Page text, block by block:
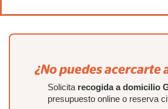
¿No puedes acercarte
Solicita recogida a domicilio
presupuesto online o reserva